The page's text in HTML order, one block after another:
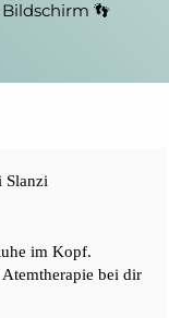
👣
im Kopf.
bei dir